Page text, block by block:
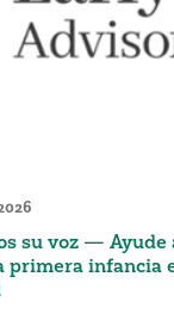
su voz — Ayude
primera infancia